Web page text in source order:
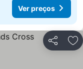
Ver preços
Partilhar